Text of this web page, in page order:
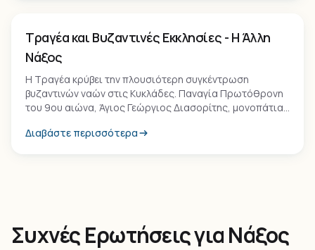
Εμπειρία
Τραγέα και Βυζαντινές Εκκλησίες - Η Άλλη
Νάξος
Η Τραγέα κρύβει την πλουσιότερη συγκέντρωση
βυζαντινών ναών στις Κυκλάδες. Παναγία Πρωτόθρονη
του 9ου αιώνα, Άγιος Γεώργιος Διασορίτης, μονοπάτια
Διαβάστε περισσότερα
Συχνές Ερωτήσεις για Νάξος